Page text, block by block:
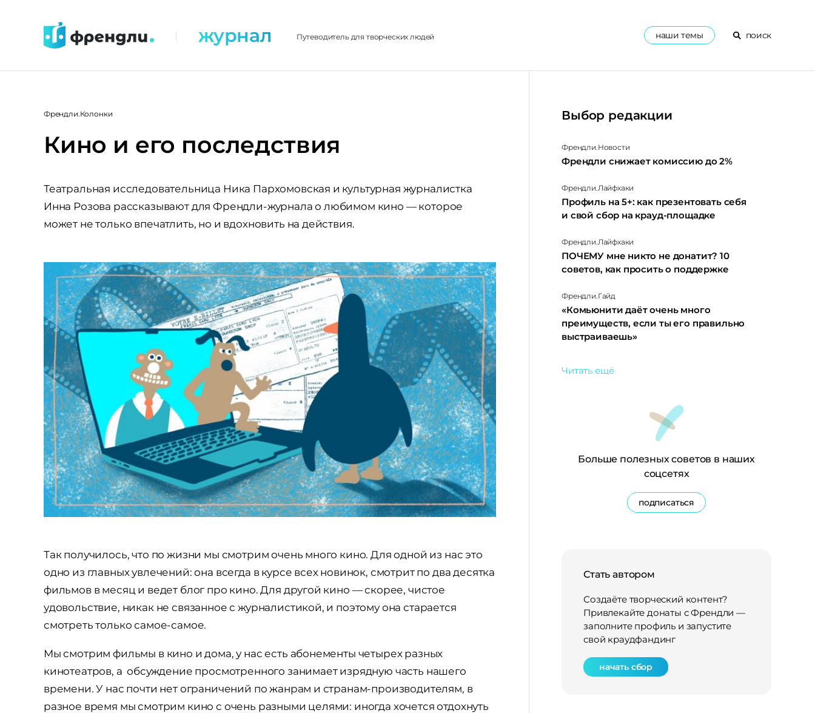
контенту
| журнал Путеводитель для творческих людей наши темы поиск
Френдли.Колонки
Кино и его последствия
Театральная исследовательница Ника Пархомовская и культурная журналистка
Инна Розова рассказывают для Френдли-журнала о любимом кино — которое
может не только впечатлить, но и вдохновить на действия.
Так получилось, что по жизни мы смотрим очень много кино. Для одной из нас это
одно из главных увлечений: она всегда в курсе всех новинок, смотрит по два десятка
фильмов в месяц и ведет блог про кино. Для другой кино — скорее, чистое
удовольствие, никак не связанное с журналистикой, и поэтому она старается
смотреть только самое-самое.
Мы смотрим фильмы в кино и дома, у нас есть абонементы четырех разных
кинотеатров, а обсуждение просмотренного занимает изрядную часть нашего
времени. У нас почти нет ограничений по жанрам и странам-производителям, в
разное время мы смотрим кино с очень разными целями: иногда хочется отдохнуть
Выбор редакции
Френдли.Новости
Френдли снижает комиссию до 2%
Френдли.Лайфхаки
Профиль на 5+: как презентовать себя
и свой сбор на крауд-площадке
Френдли.Лайфхаки
ПОЧЕМУ мне никто не донатит? 10
советов, как просить о поддержке
Френдли.Гайд
«Комьюнити даёт очень много
преимуществ, если ты его правильно
выстраиваешь»
Читать ещё
Больше полезных советов в наших
соцсетях
подписаться
Стать автором
Создаёте творческий контент?
Привлекайте донаты с Френдли —
заполните профиль и запустите
свой краудфандинг
начать сбор